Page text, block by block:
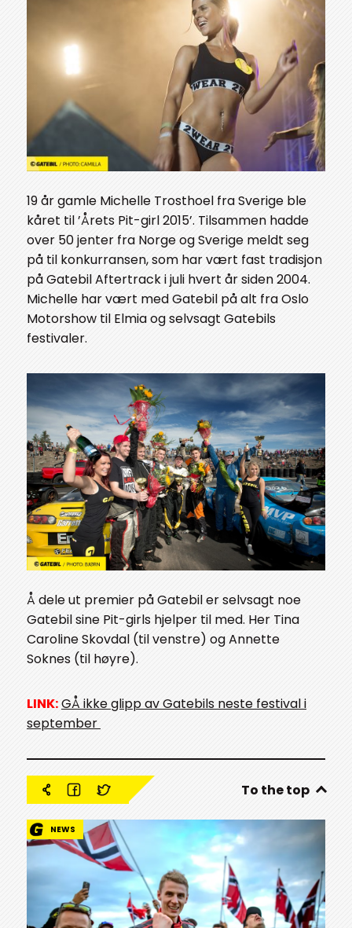
19 år gamle Michelle Trosthoel fra Sverige ble
kåret til ’Årets Pit-girl 2015’. Tilsammen hadde
over 50 jenter fra Norge og Sverige meldt seg
på til konkurransen, som har vært fast tradisjon
på Gatebil Aftertrack i juli hvert år siden 2004.
Michelle har vært med Gatebil på alt fra Oslo
Motorshow til Elmia og selvsagt Gatebils
festivaler.
Å dele ut premier på Gatebil er selvsagt noe
Gatebil sine Pit-girls hjelper til med. Her Tina
Caroline Skovdal (til venstre) og Annette
Soknes (til høyre).
LINK:GÅ ikke glipp av Gatebils neste festival i
september
To the top
NEWS